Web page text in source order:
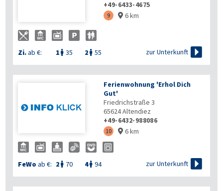
+49-6433-4675
9  6 km
Zi.ab €: 1  35 2  55 zur Unterkunft 
Ferienwohnung 'Erhol Dich
Gut'
Friedrichstraße 3
65624Altendiez
+49-6432-988086
10  6 km
FeWo ab €: 2  70 4 94 zur Unterkunft 